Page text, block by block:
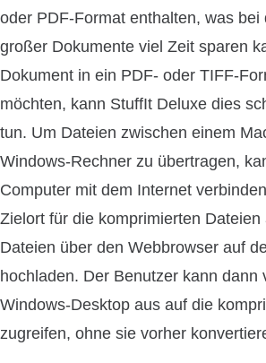
oder PDF-Format enthalten, was bei
großer Dokumente viel Zeit sparen
Dokument in ein PDF- oder TIFF-
möchten, kann StuffIt Deluxe dies
tun. Um Dateien zwischen einem
Windows-Rechner zu übertragen,
Computer mit dem Internet
Zielort für die komprimierten
Dateien über den Webbrowser auf
hochladen. Der Benutzer kann dann
Windows-Desktop aus auf die
zugreifen, ohne sie vorher